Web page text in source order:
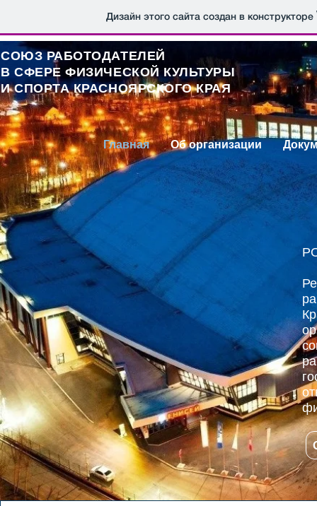
Дизайн этого сайта создан в конструкторе
СОЮЗ РАБОТОДАТЕЛЕЙ
В СФЕРЕ ФИЗИЧЕСКОЙ КУЛЬТУРЫ
И СПОРТА КРАСНОЯРСКОГО КРАЯ
Главная Об организации